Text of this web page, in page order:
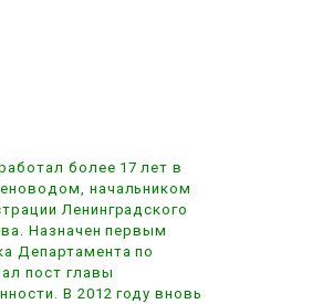
более 17 лет в
начальником
Ленинградского
Назначен первым
Департамента по
пост главы
В 2012 году вновь